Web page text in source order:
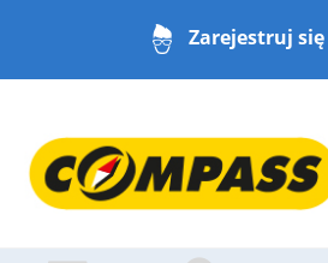
Zarejestruj się